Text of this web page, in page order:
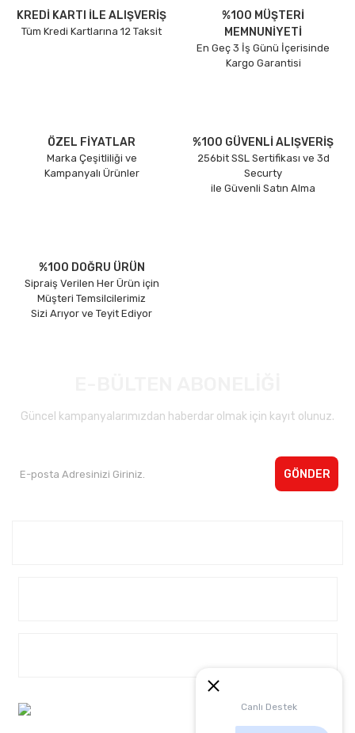
Canlı Destek
KREDİ KARTI İLE ALIŞVERİŞ
Tüm Kredi Kartlarına 12 Taksit
%100 MÜŞTERİ
MEMNUNİYETİ
En Geç 3 İş Günü İçerisinde
Kargo Garantisi
ÖZEL FİYATLAR
Marka Çeşitliliği ve
Kampanyalı Ürünler
%100 GÜVENLİ ALIŞVERİŞ
256bit SSL Sertifikası ve 3d
Securty
ile Güvenli Satın Alma
%100 DOĞRU ÜRÜN
Sipraiş Verilen Her Ürün için
Müşteri Temsilcilerimiz
Sizi Arıyor ve Teyit Ediyor
Güncel kampanyalarımızdan haberdar olmak için kayıt olunuz.
GÖNDER